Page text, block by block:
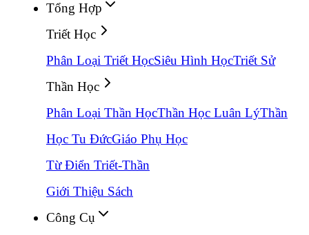
Tổng Hợp
Triết Học
Phân Loại Triết HọcSiêu Hình HọcTriết Sử
Thần Học
Phân Loại Thần HọcThần Học Luân LýThần
Học Tu ĐứcGiáo Phụ Học
Từ Điển Triết-Thần
Giới Thiệu Sách
Công Cụ